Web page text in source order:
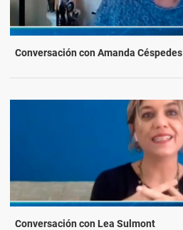
Conversación con Amanda Céspedes
Conversación con Lea Sulmont